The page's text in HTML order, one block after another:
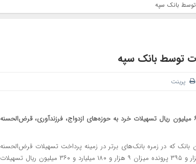
پرینت
بانک سپه در مهرماه سال جاری مبلغ ۱۵ هزار و ۱۶۳ میلیارد و ۶۴۸ میلیون ریال تسهیلات خرد به حوزه‌های ازدواج، فرزندآوری، قرض‌الحسنه
بانک که در زمره بانک‌های برتر در زمینه پرداخت تسهیلات قرض‌الحسنه
ازدواج است، در راستای اجرای تکالیف ابلاغی بانک مرکزی، به ۴ هزار و ۳۹۵ پرونده میزان ۹ هزار و ۱۸۰ میلیارد و ۳۶۰ میلیون ریال تسهیلات